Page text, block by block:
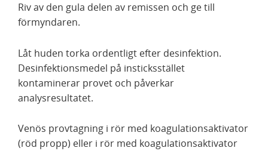
Riv av den gula delen av remissen och ge till
förmyndaren.
Låt huden torka ordentligt efter desinfektion.
Desinfektionsmedel på insticksstället
kontaminerar provet och påverkar
analysresultatet.
Venös provtagning i rör med koagulationsaktivator
(röd propp) eller i rör med koagulationsaktivator